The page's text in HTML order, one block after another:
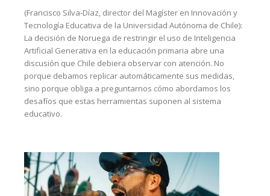
(Francisco Silva-Díaz, director del Magíster en Innovación y
Tecnología Educativa de la Universidad Autónoma de Chile):
La decisión de Noruega de restringir el uso de Inteligencia
Artificial Generativa en la educación primaria abre una
discusión que Chile debiera observar con atención. No
porque debamos replicar automáticamente sus medidas,
sino porque obliga a preguntarnos cómo abordamos los
desafíos que estas herramientas suponen al sistema
educativo.